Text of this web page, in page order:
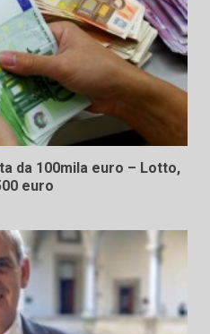
da 100mila euro – Lotto,
euro